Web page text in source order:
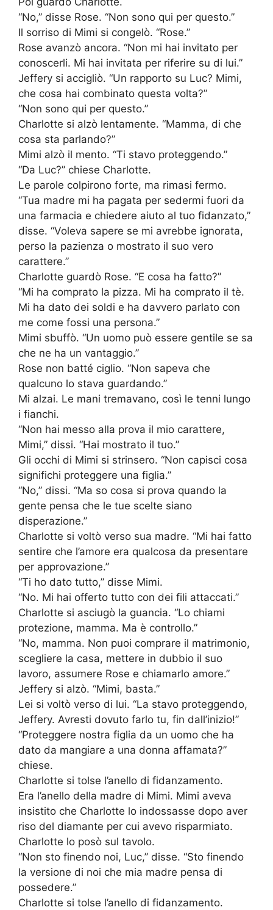
“No,” disse Rose. “Non sono qui per questo.”
Il sorriso di Mimi si congelò. “Rose.”
Rose avanzò ancora. “Non mi hai invitato per
conoscerli. Mi hai invitata per riferire su di lui.”
Jeffery si accigliò. “Un rapporto su Luc? Mimi,
che cosa hai combinato questa volta?”
“Non sono qui per questo.”
Charlotte si alzò lentamente. “Mamma, di che
cosa sta parlando?”
Mimi alzò il mento. “Ti stavo proteggendo.”
“Da Luc?” chiese Charlotte.
Le parole colpirono forte, ma rimasi fermo.
“Tua madre mi ha pagata per sedermi fuori da
una farmacia e chiedere aiuto al tuo fidanzato,”
disse. “Voleva sapere se mi avrebbe ignorata,
perso la pazienza o mostrato il suo vero
carattere.”
Charlotte guardò Rose. “E cosa ha fatto?”
“Mi ha comprato la pizza. Mi ha comprato il tè.
Mi ha dato dei soldi e ha davvero parlato con
me come fossi una persona.”
Mimi sbuffò. “Un uomo può essere gentile se sa
che ne ha un vantaggio.”
Rose non batté ciglio. “Non sapeva che
qualcuno lo stava guardando.”
Mi alzai. Le mani tremavano, così le tenni lungo
i fianchi.
“Non hai messo alla prova il mio carattere,
Mimi,” dissi. “Hai mostrato il tuo.”
Gli occhi di Mimi si strinsero. “Non capisci cosa
significhi proteggere una figlia.”
“No,” dissi. “Ma so cosa si prova quando la
gente pensa che le tue scelte siano
disperazione.”
Charlotte si voltò verso sua madre. “Mi hai fatto
sentire che l’amore era qualcosa da presentare
per approvazione.”
“Ti ho dato tutto,” disse Mimi.
“No. Mi hai offerto tutto con dei fili attaccati.”
Charlotte si asciugò la guancia. “Lo chiami
protezione, mamma. Ma è controllo.”
“No, mamma. Non puoi comprare il matrimonio,
scegliere la casa, mettere in dubbio il suo
lavoro, assumere Rose e chiamarlo amore.”
Jeffery si alzò. “Mimi, basta.”
Lei si voltò verso di lui. “La stavo proteggendo,
Jeffery. Avresti dovuto farlo tu, fin dall’inizio!”
“Proteggere nostra figlia da un uomo che ha
dato da mangiare a una donna affamata?”
chiese.
Charlotte si tolse l’anello di fidanzamento.
Era l’anello della madre di Mimi. Mimi aveva
insistito che Charlotte lo indossasse dopo aver
riso del diamante per cui avevo risparmiato.
Charlotte lo posò sul tavolo.
“Non sto finendo noi, Luc,” disse. “Sto finendo
la versione di noi che mia madre pensa di
possedere.”
Charlotte si tolse l’anello di fidanzamento.